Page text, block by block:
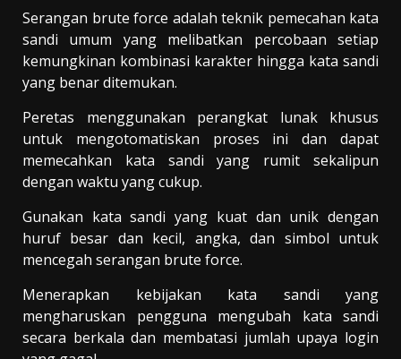
Serangan brute force adalah teknik pemecahan kata
sandi umum yang melibatkan percobaan setiap
kemungkinan kombinasi karakter hingga kata sandi
yang benar ditemukan.
Peretas menggunakan perangkat lunak khusus
untuk mengotomatiskan proses ini dan dapat
memecahkan kata sandi yang rumit sekalipun
dengan waktu yang cukup.
Gunakan kata sandi yang kuat dan unik dengan
huruf besar dan kecil, angka, dan simbol untuk
mencegah serangan brute force.
Menerapkan kebijakan kata sandi yang
mengharuskan pengguna mengubah kata sandi
secara berkala dan membatasi jumlah upaya login